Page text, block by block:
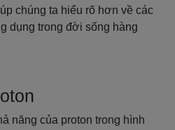
chúng ta hiểu rõ hơn về các
dụng trong đời sống hàng
năng của proton trong hình